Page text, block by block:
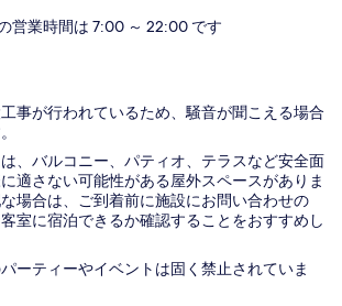
営業時間は 7:00 ～ 22:00 です
事が行われているため、騒音が聞こえる場合
、バルコニー、パティオ、テラスなど安全面
適さない可能性がある屋外スペースがありま
場合は、ご到着前に施設にお問い合わせの
室に宿泊できるか確認することをおすすめし
ーティーやイベントは固く禁止されていま